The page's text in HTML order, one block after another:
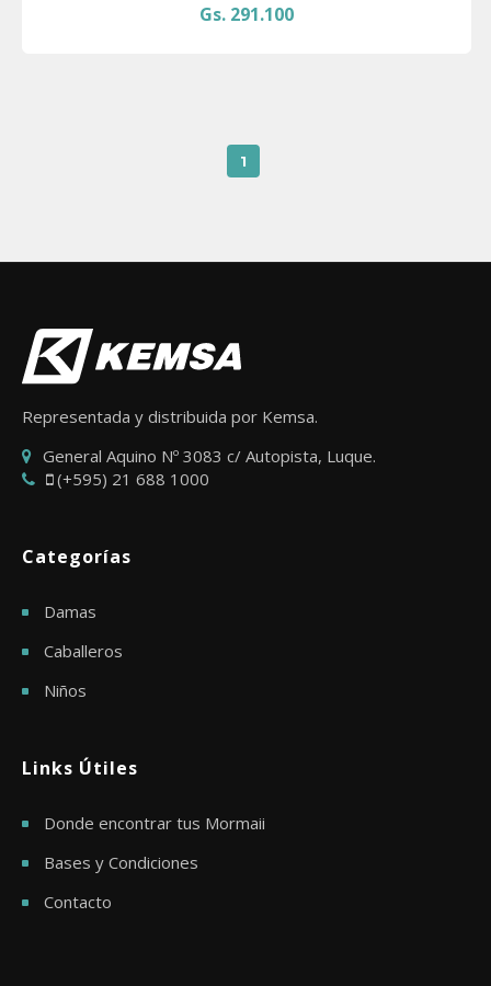
Gs. 291.100
1
Representada y distribuida por Kemsa.
General Aquino Nº 3083 c/ Autopista, Luque.
(+595) 21 688 1000
Categorías
Damas
Caballeros
Niños
Links Útiles
Donde encontrar tus Mormaii
Bases y Condiciones
Contacto